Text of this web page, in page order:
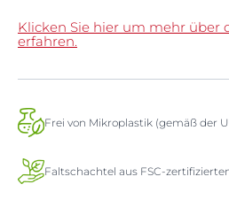
Klicken Sie hier um mehr über
erfahren.
Frei von Mikroplastik (gemäß der
Faltschachtel aus FSC-